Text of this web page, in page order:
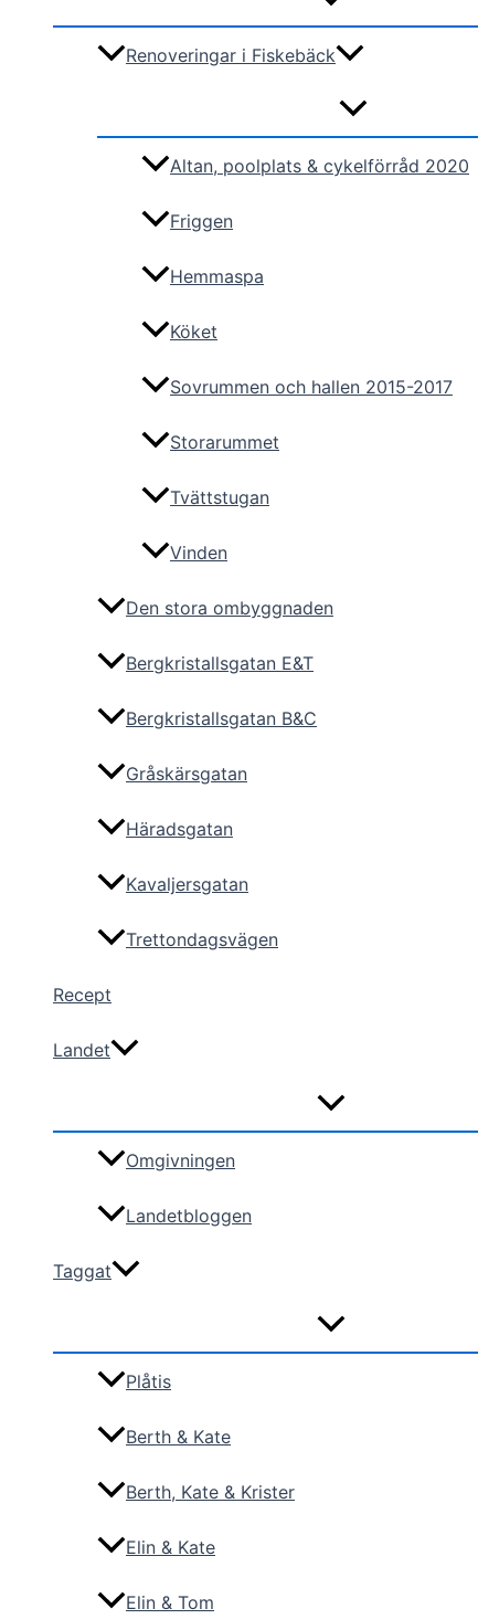
Renoveringar i Fiskebäck
Altan, poolplats & cykelförråd 2020
Friggen
Hemmaspa
Köket
Sovrummen och hallen 2015-2017
Storarummet
Tvättstugan
Vinden
Den stora ombyggnaden
Bergkristallsgatan E&T
Bergkristallsgatan B&C
Gråskärsgatan
Häradsgatan
Kavaljersgatan
Trettondagsvägen
Recept
Landet
Omgivningen
Landetbloggen
Taggat
Plåtis
Berth & Kate
Berth, Kate & Krister
Elin & Kate
Elin & Tom